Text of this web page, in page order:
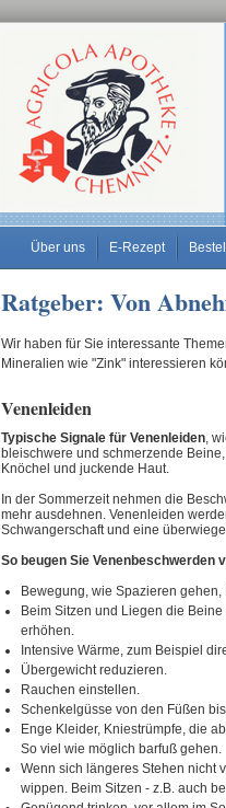
Über uns E-Rezept
Ratgeber: Von
Wir haben für Sie interessante
Mineralien wie "Zink" interessieren
Venenleiden
Typische Signale für Venenleiden,
bleischwere und schmerzende
Knöchel und juckende Haut.
In der Sommerzeit nehmen die
mehr ausdehnen. Venenleiden
Schwangerschaft und eine
So beugen Sie Venenbeschwerden
Bewegung, wie Spazieren
Beim Sitzen und Liegen die
erhöhen.
Intensive Wärme, zum Beispiel
Übergewicht reduzieren.
Rauchen einstellen.
Schenkelgüsse von den Füßen
Enge Kleider, Kniestrümpfe, die
So viel wie möglich barfuß gehen.
Wenn sich längeres Stehen nicht
wippen. Beim Sitzen - z.B. auch